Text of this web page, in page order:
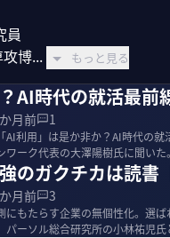
員
博...
もっと見る
AI時代の就活最前
月前 1
AI利用」は是か非か？AI時代の
陽樹氏に聞いた。 ▼プロフィール 小林祐児｜パーソル総合研
のガクチカは読書
月前 3
にもたらす企業の無個性化。選
パーソル総合研究所の小林祐児